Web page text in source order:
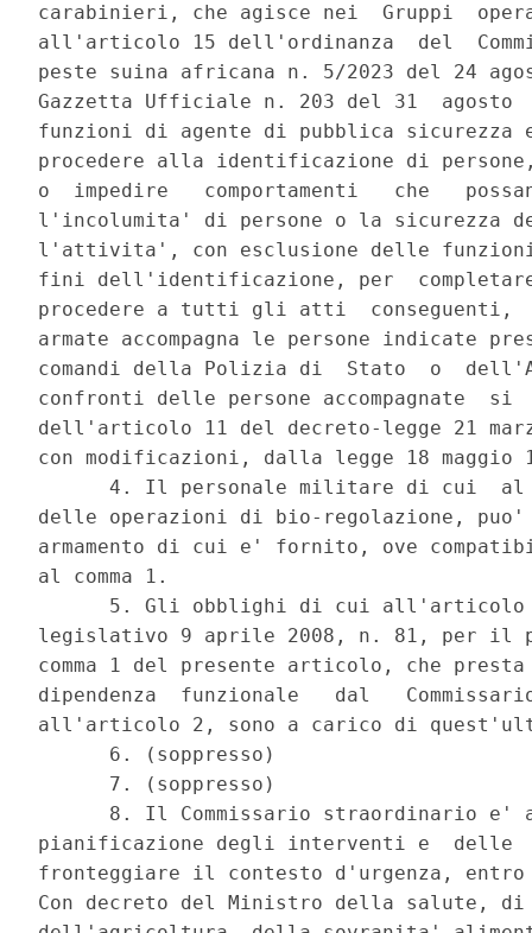
carabinieri, che agisce nei  Gruppi
all'articolo 15 dell'ordinanza  del
peste suina africana n. 5/2023 del 24
Gazzetta Ufficiale n. 203 del 31
funzioni di agente di pubblica sicurezza
procedere alla identificazione di
o  impedire   comportamenti   che
l'incolumita' di persone o la sicurezza
l'attivita', con esclusione delle
fini dell'identificazione, per
procedere a tutti gli atti  conseguenti,
armate accompagna le persone
comandi della Polizia di  Stato  o
confronti delle persone accompagnate
dell'articolo 11 del decreto-legge 21
con modificazioni, dalla legge 18
4. Il personale militare di cui
delle operazioni di bio-regolazione,
armamento di cui e' fornito, ove
al comma 1.
5. Gli obblighi di cui
legislativo 9 aprile 2008, n. 81, per il
comma 1 del presente articolo, che
dipendenza  funzionale   dal
all'articolo 2, sono a carico di
      6. (soppresso)
      7. (soppresso)
8. Il Commissario straordinario e'
pianificazione degli interventi e
fronteggiare il contesto d'urgenza,
Con decreto del Ministro della salute,